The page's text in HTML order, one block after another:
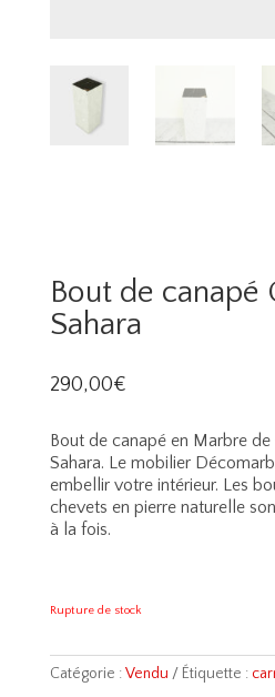
Bout de canapé
Sahara
290,00€
Bout de canapé en Marbre de
Sahara. Le mobilier
embellir votre intérieur. Les
chevets en pierre naturelle
à la fois.
Rupture de stock
Catégorie : Vendu Étiquette :